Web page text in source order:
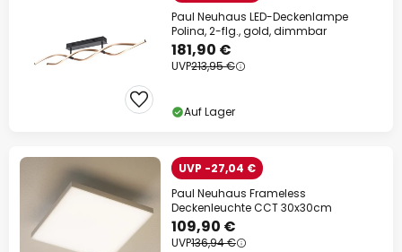
Paul Neuhaus LED-Deckenlampe
Polina, 2-flg., gold, dimmbar
181,90 €
UVP213,95 €
Auf Lager
UVP -27,04 €
Paul Neuhaus Frameless
Deckenleuchte CCT 30x30cm
109,90 €
UVP136,94 €